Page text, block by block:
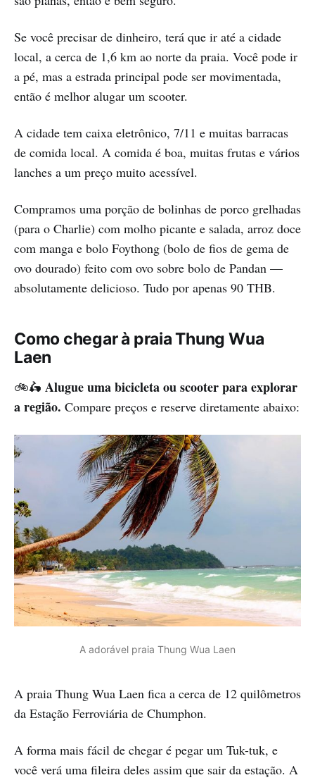
Se você precisar de dinheiro, terá que ir até a cidade
local, a cerca de 1,6 km ao norte da praia. Você pode ir
a pé, mas a estrada principal pode ser movimentada,
então é melhor alugar um scooter.
A cidade tem caixa eletrônico, 7/11 e muitas barracas
de comida local. A comida é boa, muitas frutas e vários
lanches a um preço muito acessível.
Compramos uma porção de bolinhas de porco grelhadas
(para o Charlie) com molho picante e salada, arroz doce
com manga e bolo Foythong (bolo de fios de gema de
ovo dourado) feito com ovo sobre bolo de Pandan —
absolutamente delicioso. Tudo por apenas 90 THB.
Como chegar à praia Thung Wua
Laen
🚲🛵 Alugue uma bicicleta ou scooter para explorar
a região. Compare preços e reserve diretamente abaixo:
A adorável praia Thung Wua Laen
A praia Thung Wua Laen fica a cerca de 12 quilômetros
da Estação Ferroviária de Chumphon.
A forma mais fácil de chegar é pegar um Tuk-tuk, e
você verá uma fileira deles assim que sair da estação. A